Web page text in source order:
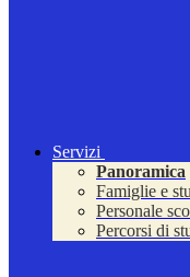
Servizi
Panoramica
Famiglie e
Personale
Percorsi di